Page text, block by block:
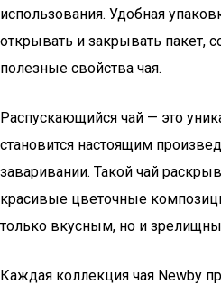
использования. Удобная
открывать и закрывать пакет,
полезные свойства чая.
Распускающийся чай — это
становится настоящим
заваривании. Такой чай
красивые цветочные
только вкусным, но и
Каждая коллекция чая Newby